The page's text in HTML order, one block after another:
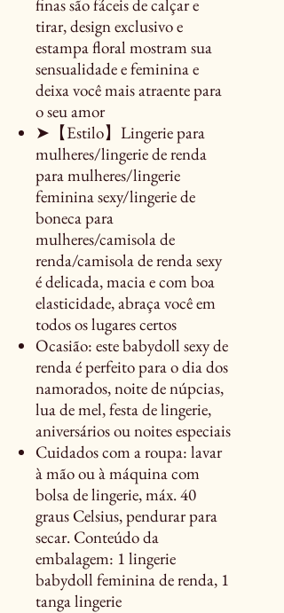
finas são fáceis de calçar e
tirar, design exclusivo e
estampa floral mostram sua
sensualidade e feminina e
deixa você mais atraente para
o seu amor
➤【Estilo】Lingerie para
mulheres/lingerie de renda
para mulheres/lingerie
feminina sexy/lingerie de
boneca para
mulheres/camisola de
renda/camisola de renda sexy
é delicada, macia e com boa
elasticidade, abraça você em
todos os lugares certos
Ocasião: este babydoll sexy de
renda é perfeito para o dia dos
namorados, noite de núpcias,
lua de mel, festa de lingerie,
aniversários ou noites especiais
Cuidados com a roupa: lavar
à mão ou à máquina com
bolsa de lingerie, máx. 40
graus Celsius, pendurar para
secar. Conteúdo da
embalagem: 1 lingerie
babydoll feminina de renda, 1
tanga lingerie